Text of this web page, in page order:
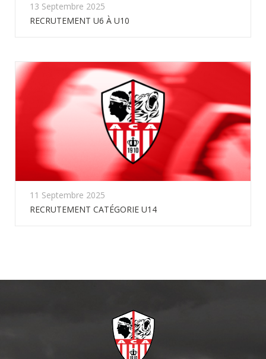
13 Septembre 2025
RECRUTEMENT U6 À U10
11 Septembre 2025
RECRUTEMENT CATÉGORIE U14